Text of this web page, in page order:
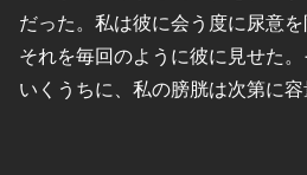
だった。私は彼に会う度に尿意
それを毎回のように彼に見せた
いくうちに、私の膀胱は次第に容